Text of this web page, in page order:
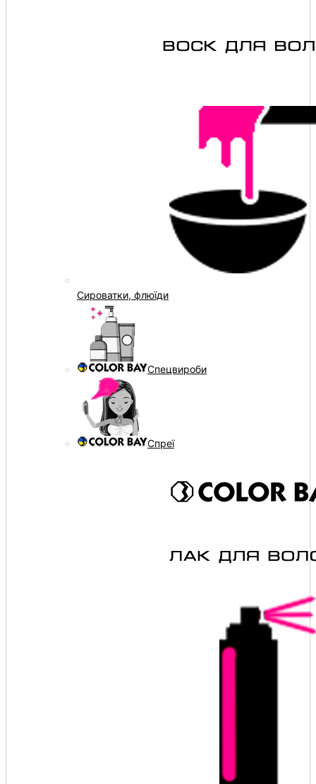
Сироватки, флюїди
Спецвироби
Спреї